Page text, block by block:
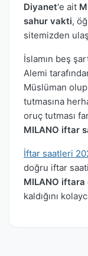
Diyanet'e ait
sahur vakti,
sitemizden
İslamın beş
Alemi
Müslüman
tutmasına
oruç tutması
MILANO iftar
İftar saatleri
doğru iftar
MILANO iftara
kaldığını